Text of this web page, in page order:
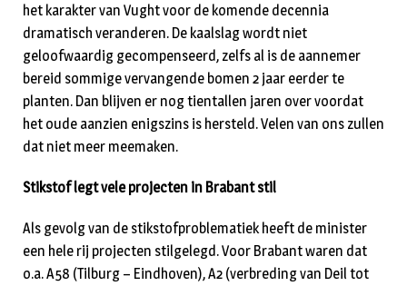
het karakter van Vught voor de komende decennia
dramatisch veranderen. De kaalslag wordt niet
geloofwaardig gecompenseerd, zelfs al is de aannemer
bereid sommige vervangende bomen 2 jaar eerder te
planten. Dan blijven er nog tientallen jaren over voordat
het oude aanzien enigszins is hersteld. Velen van ons zullen
dat niet meer meemaken.
Stikstof legt vele projecten in Brabant stil
Als gevolg van de stikstofproblematiek heeft de minister
een hele rij projecten stilgelegd. Voor Brabant waren dat
o.a. A58 (Tilburg – Eindhoven), A2 (verbreding van Deil tot